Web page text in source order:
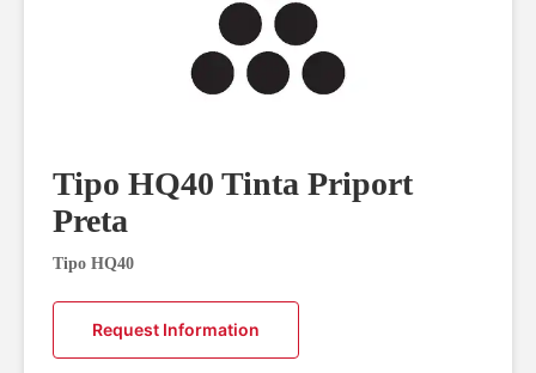
Tipo HQ40 Tinta Priport
Preta
Tipo HQ40
Request Information